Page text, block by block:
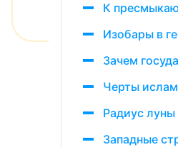
К
Изобары в
Зачем
Черты
Радиус
Западные